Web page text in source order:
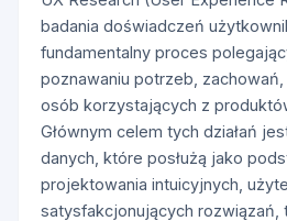
badania doświadczeń
fundamentalny proces
poznawaniu potrzeb,
osób korzystających z
Głównym celem tych działań
danych, które posłużą jako
projektowania intuicyjnych,
satysfakcjonujących rozwiązań,